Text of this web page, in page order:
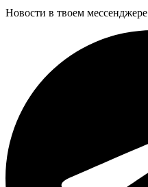
Новости в твоем мессенджере